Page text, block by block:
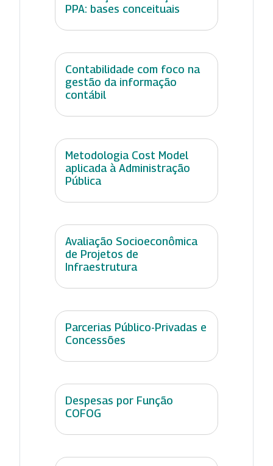
PPA: bases conceituais
Contabilidade com foco na
gestão da informação
contábil
Metodologia Cost Model
aplicada à Administração
Pública
Avaliação Socioeconômica
de Projetos de
Infraestrutura
Parcerias Público-Privadas e
Concessões
Despesas por Função
COFOG